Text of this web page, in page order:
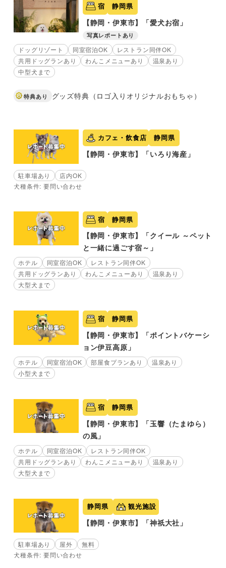
宿 静岡県
【静岡・伊東市】「愛犬お宿」
写真レポートあり
ドッグリゾート 同室宿泊OK
レストラン同伴OK
共用ドッグランあり
わんこメニューあり
温泉あり
中型犬まで
特典あり グッズ特典（ロゴ入りオリジナルおもちゃ）
カフェ・飲食店 静岡県
【静岡・伊東市】「いろり海産」
駐車場あり
店内OK
犬種条件: 要問い合わせ
宿 静岡県
【静岡・伊東市】「クイール ～ペット
と一緒に過ごす宿～」
ホテル 同室宿泊OK
レストラン同伴OK
共用ドッグランあり
わんこメニューあり
温泉あり
大型犬まで
宿 静岡県
【静岡・伊東市】「ポイントバケーシ
ョン伊豆高原」
ホテル 同室宿泊OK 部屋食プランあり
温泉あり
小型犬まで
宿 静岡県
【静岡・伊東市】「玉響（たまゆら）
の風」
ホテル 同室宿泊OK
レストラン同伴OK
共用ドッグランあり
わんこメニューあり
温泉あり
大型犬まで
静岡県 観光施設
【静岡・伊東市】「神祇大社」
駐車場あり 屋外
無料
犬種条件: 要問い合わせ